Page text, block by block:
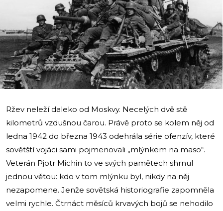
i
Ržev neleží daleko od Moskvy. Necelých dvě stě
kilometrů vzdušnou čarou. Právě proto se kolem něj od
ledna 1942 do března 1943 odehrála série ofenzív, které
sovětští vojáci sami pojmenovali „mlýnkem na maso“.
Veterán Pjotr Michin to ve svých pamětech shrnul
jednou větou: kdo v tom mlýnku byl, nikdy na něj
nezapomene. Jenže sovětská historiografie zapomněla
velmi rychle. Čtrnáct měsíců krvavých bojů se nehodilo